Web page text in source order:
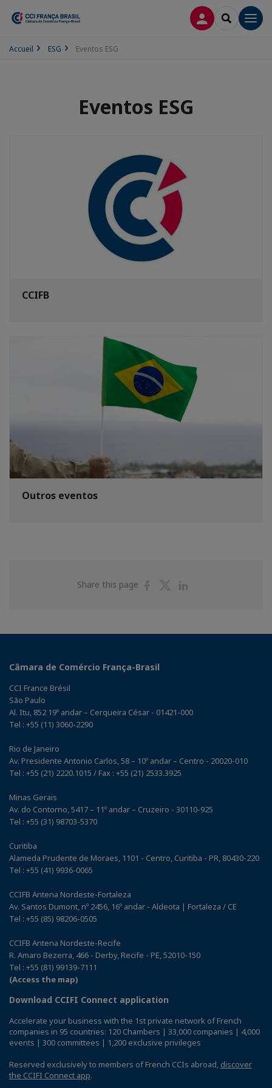
CONEXÃOSEARCH
Accueil ESG Eventos ESG
Eventos ESG
CCIFB
Outros eventos
Share this page
ShareShare
Câmara de Comércio França-Brasil
CCI France Brésil
São Paulo
Al. Itu, 852 19º andar – Cerqueira César - 01421-000
Tel : +55 (11) 3060-2290
Rio de Janeiro
Av. Presidente Antonio Carlos, 58 – 10º andar – Centro - 20020-010
Tel : +55 (21) 2220.1015 / Fax : +55 (21) 2533.3925
Minas Gerais
Av. do Contorno, 5417 – 11º andar – Cruzeiro - 30110-925
Tel : +55 (31) 98703-5370
Curitiba
Alameda Prudente de Moraes, 1101 - Centro, Curitiba - PR, 80430-220
Tel : +55 (41) 9936-0065
CCIFB Antena Nordeste-Fortaleza
Av. Santos Dumont, nº 2456, 16º andar - Aldeota | Fortaleza / CE
Tel : +55 (85) 98206-0505
CCIFB Antena Nordeste-Recife
R. Amaro Bezerra, 466 - Derby, Recife - PE, 52010-150
Tel : +55 (81) 99139-7111
(Access the map)
Download CCIFI Connect application
Accelerate your business with the 1st private network of French
companies in 95 countries: 120 Chambers | 33,000 companies | 4,000
events | 300 committees | 1,200 exclusive privileges
Reserved exclusively to members of French CCIs abroad, discover
the CCIFI Connect app.